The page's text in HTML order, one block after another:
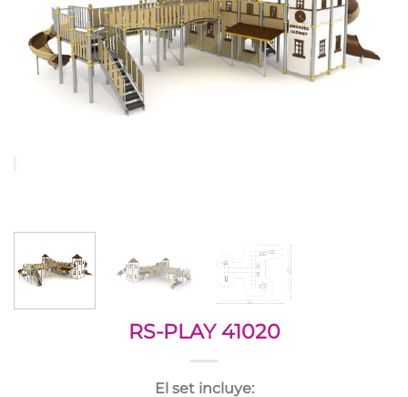
RS-PLAY 41020
El set incluye: